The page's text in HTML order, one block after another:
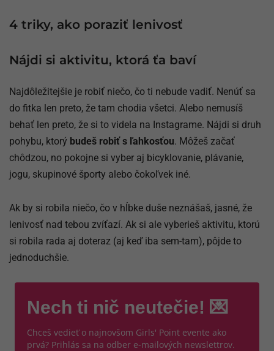
4 triky, ako poraziť lenivosť
Nájdi si aktivitu, ktorá ťa baví
Najdôležitejšie je robiť niečo, čo ti nebude vadiť. Nenúť sa
do fitka len preto, že tam chodia všetci. Alebo nemusíš
behať len preto, že si to videla na Instagrame. Nájdi si druh
pohybu, ktorý budeš robiť s ľahkosťou. Môžeš začať
chôdzou, no pokojne si vyber aj bicyklovanie, plávanie,
jogu, skupinové športy alebo čokoľvek iné.
Ak by si robila niečo, čo v hĺbke duše neznášaš, jasné, že
lenivosť nad tebou zvíťazí. Ak si ale vyberieš aktivitu, ktorú
si robila rada aj doteraz (aj keď iba sem-tam), pôjde to
jednoduchšie.
Nech ti nič neutečie! 💌
Chceš vedieť o najnovšom Girls' Point evente ako
prvá? Prihlás sa na odber e-mailových newslettrov.